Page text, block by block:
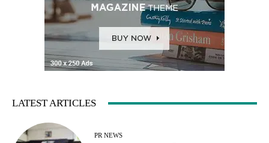
LATEST ARTICLES
PR NEWS